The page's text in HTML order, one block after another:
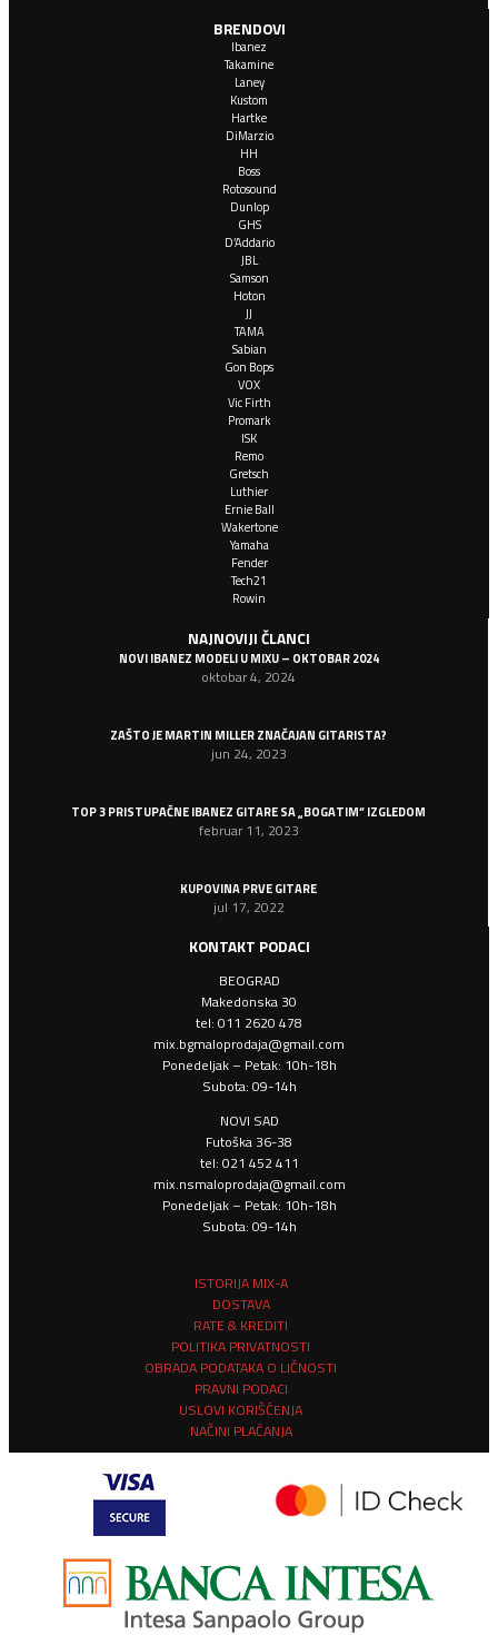
BRENDOVI
Ibanez
Takamine
Laney
Kustom
Hartke
DiMarzio
HH
Boss
Rotosound
Dunlop
GHS
D’Addario
JBL
Samson
Hoton
JJ
TAMA
Sabian
Gon Bops
VOX
Vic Firth
Promark
ISK
Remo
Gretsch
Luthier
Ernie Ball
Wakertone
Yamaha
Fender
Tech21
Rowin
NAJNOVIJI ČLANCI
NOVI IBANEZ MODELI U MIXU – OKTOBAR 2024
oktobar 4, 2024
ZAŠTO JE MARTIN MILLER ZNAČAJAN GITARISTA?
jun 24, 2023
TOP 3 PRISTUPAČNE IBANEZ GITARE SA „BOGATIM“ IZGLEDOM
februar 11, 2023
KUPOVINA PRVE GITARE
jul 17, 2022
KONTAKT PODACI
BEOGRAD
Makedonska 30
tel: 011 2620 478
mix.bgmaloprodaja@gmail.com
Ponedeljak – Petak: 10h-18h
Subota: 09-14h
NOVI SAD
Futoška 36-38
tel: 021 452 411
mix.nsmaloprodaja@gmail.com
Ponedeljak – Petak: 10h-18h
Subota: 09-14h
ISTORIJA MIX-A
DOSTAVA
RATE & KREDITI
POLITIKA PRIVATNOSTI
OBRADA PODATAKA O LIČNOSTI
PRAVNI PODACI
USLOVI KORIŠĆENJA
NAČINI PLAĆANJA